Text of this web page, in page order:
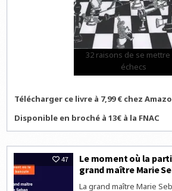
32 raisons de se mettre
échecs
Télécharger ce livre à 7,99 € chez
Disponible en broché à 13€ à la FNAC
47
Le moment où la
grand maître Marie
La grand maître Marie